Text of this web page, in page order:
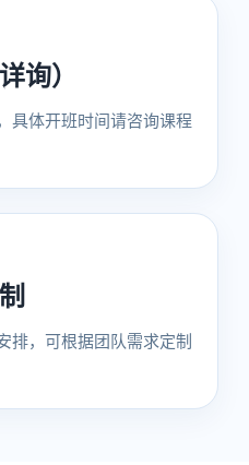
询）
具体开班时间请咨询课程
排，可根据团队需求定制